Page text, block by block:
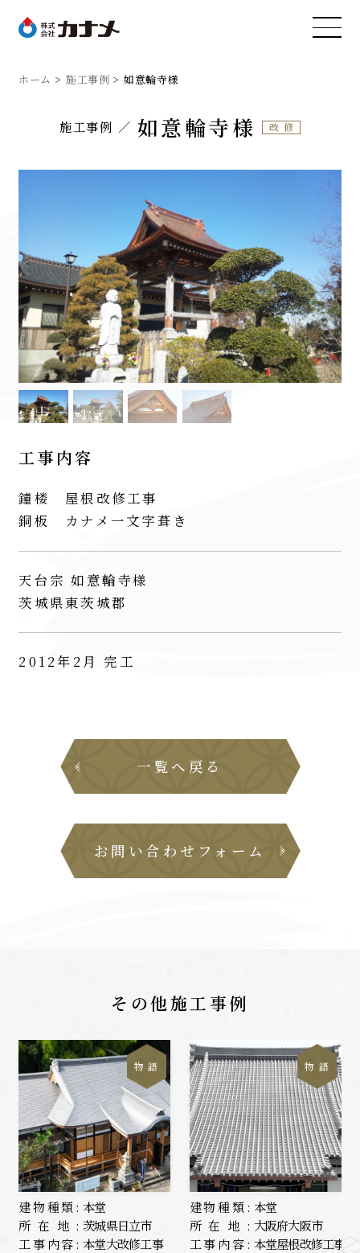
ホーム 施工事例 如意輪寺様
施工事例 如意輪寺様 改修
工事内容
鐘楼 屋根改修工事
銅板 カナメ一文字葺き
天台宗 如意輪寺様
茨城県東茨城郡
2012年2月 完工
一覧へ戻る
お問い合わせフォーム
その他施工事例
物 語
建物種類: 本堂
所在地: 茨城県日立市
工事内容: 本堂大改修工事
物 語
建物種類: 本堂
所在地: 大阪府大阪市
工事内容: 本堂屋根改修工事